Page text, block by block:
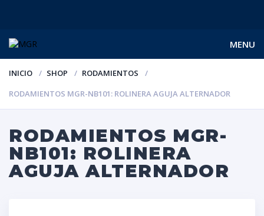
MENU
INICIO SHOP
RODAMIENTOS
RODAMIENTOS MGR-NB101: ROLINERA AGUJA ALTERNADOR
RODAMIENTOS MGR-
NB101: ROLINERA
AGUJA ALTERNADOR